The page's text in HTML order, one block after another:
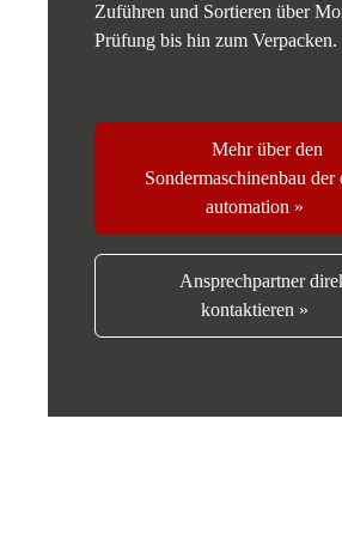
Zuführen und Sortieren über
Prüfung bis hin zum Verpacken.
Mehr über den
Sondermaschinenbau der
automation »
Ansprechpartner
kontaktieren »